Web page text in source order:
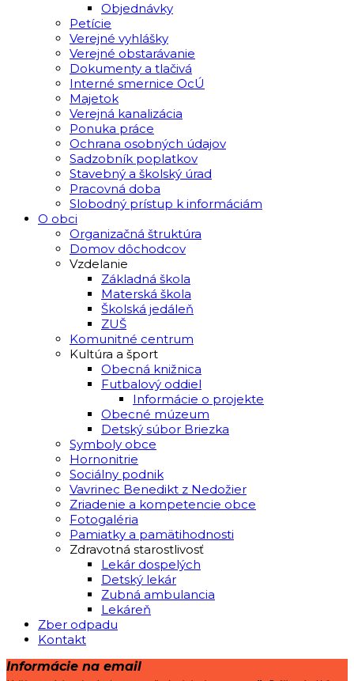
Objednávky
Petície
Verejné vyhlášky
Verejné obstarávanie
Dokumenty a tlačivá
Interné smernice OcÚ
Majetok
Verejná kanalizácia
Ponuka práce
Ochrana osobných údajov
Sadzobník poplatkov
Stavebný a školský úrad
Pracovná doba
Slobodný prístup k informáciám
O obci
Organizačná štruktúra
Domov dôchodcov
Vzdelanie
Základná škola
Materská škola
Školská jedáleň
ZUŠ
Komunitné centrum
Kultúra a šport
Obecná knižnica
Futbalový oddiel
Informácie o projekte
Obecné múzeum
Detský súbor Briezka
Symboly obce
Hornonitrie
Sociálny podnik
Vavrinec Benedikt z Nedožier
Zriadenie a kompetencie obce
Fotogaléria
Pamiatky a pamätihodnosti
Zdravotná starostlivosť
Lekár dospelých
Detský lekár
Zubná ambulancia
Lekáreň
Zber odpadu
Kontakt
Informácie na email